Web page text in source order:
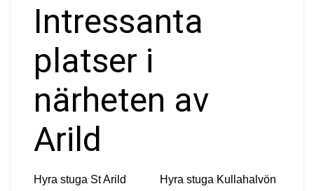
Intressanta
platser i
närheten av
Arild
Hyra stuga St Arild Hyra stuga Kullahalvön